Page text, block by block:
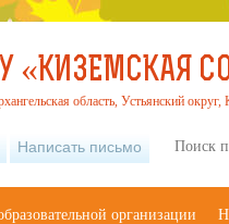
«КИЗЕМСКАЯ
область, Устьянский
Написать письмо
организации